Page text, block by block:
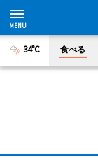
34°C 食べる